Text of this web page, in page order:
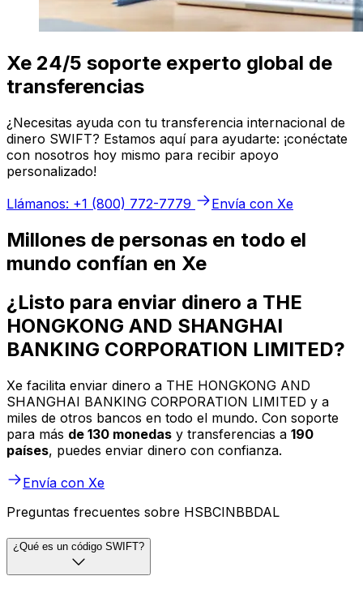
Xe 24/5 soporte experto global de
transferencias
¿Necesitas ayuda con tu transferencia internacional de
dinero SWIFT? Estamos aquí para ayudarte: ¡conéctate
con nosotros hoy mismo para recibir apoyo
personalizado!
Llámanos: +1 (800) 772-7779
Envía con Xe
Millones de personas en todo el
mundo confían en Xe
¿Listo para enviar dinero a THE
HONGKONG AND SHANGHAI
BANKING CORPORATION LIMITED?
Xe facilita enviar dinero a THE HONGKONG AND
SHANGHAI BANKING CORPORATION LIMITED y a
miles de otros bancos en todo el mundo. Con soporte
para más de 130 monedas y transferencias a 190
países, puedes enviar dinero con confianza.
Envía con Xe
Preguntas frecuentes sobre HSBCINBBDAL
¿Qué es un código SWIFT?